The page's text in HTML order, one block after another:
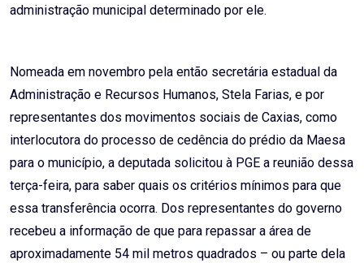
administração municipal determinado por ele.
Nomeada em novembro pela então secretária estadual da
Administração e Recursos Humanos, Stela Farias, e por
representantes dos movimentos sociais de Caxias, como
interlocutora do processo de cedência do prédio da Maesa
para o município, a deputada solicitou à PGE a reunião dessa
terça-feira, para saber quais os critérios mínimos para que
essa transferência ocorra. Dos representantes do governo
recebeu a informação de que para repassar a área de
aproximadamente 54 mil metros quadrados – ou parte dela